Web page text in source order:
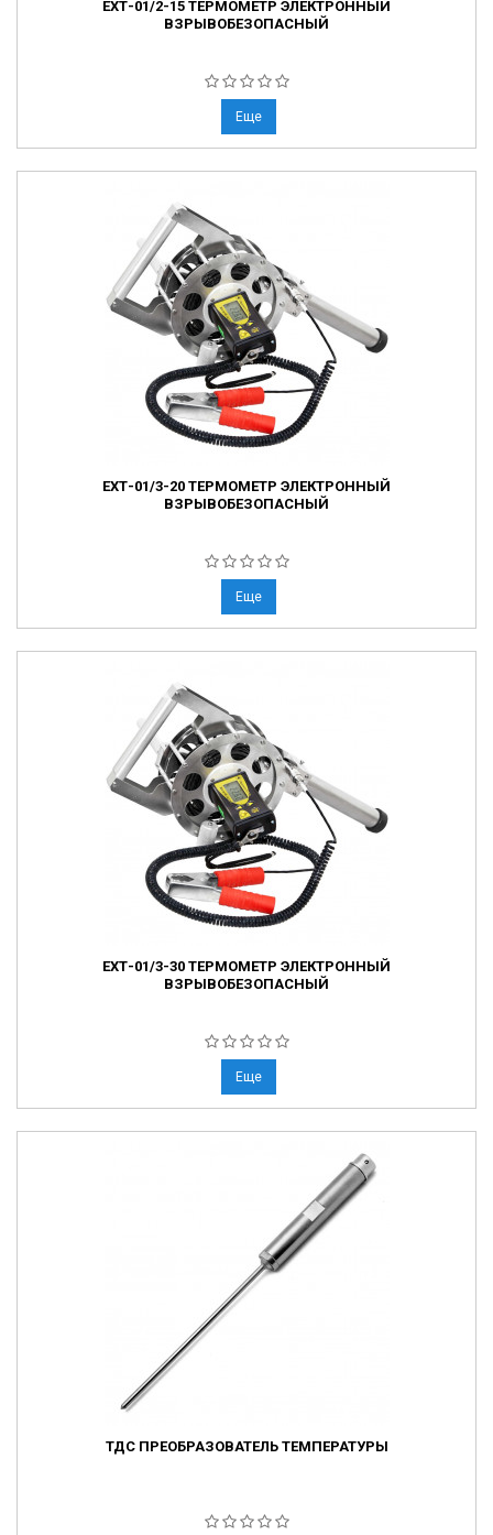
ЕХТ-01/2-15 ТЕРМОМЕТР ЭЛЕКТРОННЫЙ
ВЗРЫВОБЕЗОПАСНЫЙ
Еще
ЕХТ-01/3-20 ТЕРМОМЕТР ЭЛЕКТРОННЫЙ
ВЗРЫВОБЕЗОПАСНЫЙ
Еще
ЕХТ-01/3-30 ТЕРМОМЕТР ЭЛЕКТРОННЫЙ
ВЗРЫВОБЕЗОПАСНЫЙ
Еще
ТДС ПРЕОБРАЗОВАТЕЛЬ ТЕМПЕРАТУРЫ